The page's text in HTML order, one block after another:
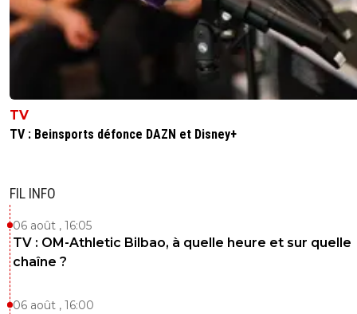
TV
TV : Beinsports défonce DAZN et Disney+
FIL INFO
06 août , 16:05
TV : OM-Athletic Bilbao, à quelle heure et sur quelle
chaîne ?
06 août , 16:00